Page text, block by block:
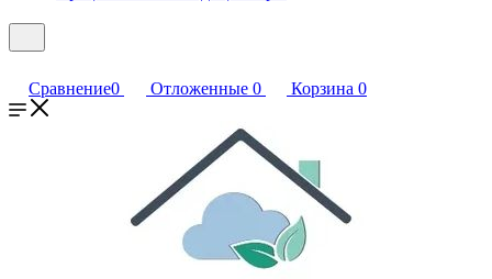
Сравнение0 Отложенные 0 Корзина 0